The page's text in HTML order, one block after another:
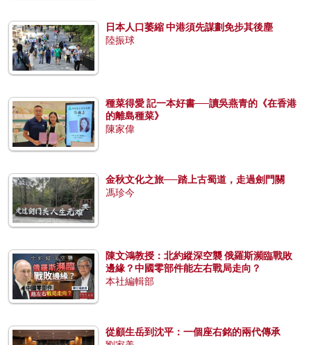
日本人口萎縮 中港須先謀劃免步其後塵
陸振球
種菜得愛 記一本好書──讀吳燕青的《在香港
的離島種菜》
陳家偉
金秋文化之旅──踏上古蜀道，走過劍門關
馮珍今
陳文鴻教授：北約縱深空襲 俄羅斯瀕臨戰敗
邊緣？中國零部件能左右戰局走向？
本社編輯部
從顧生岳到沈平：一個座右銘的兩代傳承